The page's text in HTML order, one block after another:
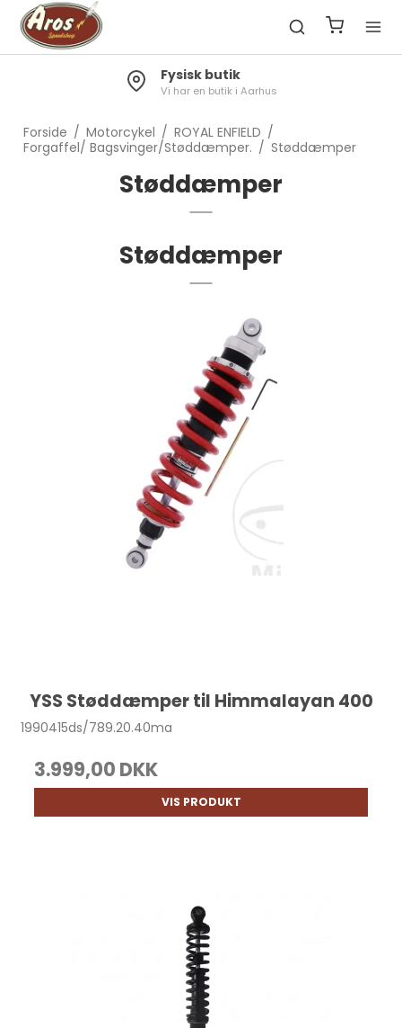
Fysisk butik
Vi har en butik i Aarhus
Forside / Motorcykel / ROYAL ENFIELD /
Forgaffel/ Bagsvinger/Støddæmper. / Støddæmper
Støddæmper
Støddæmper
YSS Støddæmper til Himmalayan 400
1990415ds/789.20.40ma
3.999,00 DKK
VIS PRODUKT